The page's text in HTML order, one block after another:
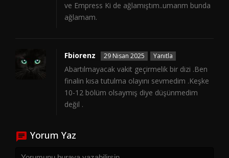
ve Empress Ki de ağlamıştım..umarım bunda
ağlamam.
Fbiorenz 29 Nisan 2025 Yanıtla
Abartılmayacak vakit geçirmelik bir dizi .Ben
finalin kısa tutulma olayını sevmedim .Keşke
10-12 bölüm olsaymış diye düşünmedim
değil .
Yorum Yaz